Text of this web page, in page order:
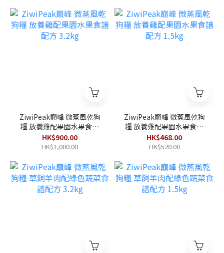
ZiwiPeak巔峰 微蒸風乾狗
糧 放養雞配果園水果食譜
配方 3.2kg
HK$900.00
HK$1,000.00
ZiwiPeak巔峰 微蒸風乾狗
糧 放養雞配果園水果食譜
配方 1.5kg
HK$468.00
HK$520.00